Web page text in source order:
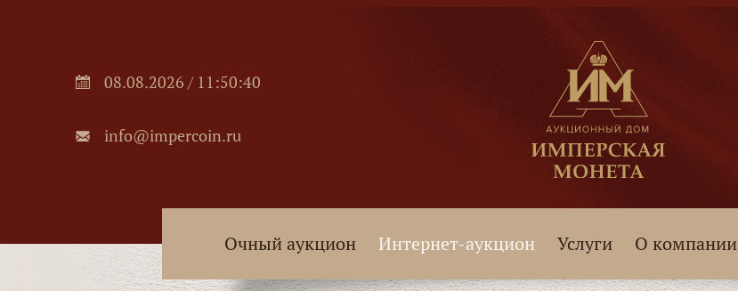
08.08.2026 / 11:50:42
info@impercoin.ru
Очный аукцион Интернет-аукцион Услуги О компании